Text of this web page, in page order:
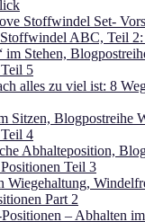
Stoffwindel Set-
ABC, Teil
im Stehen,
5
alles zu viel ist: 8
Sitzen, Blogpostreihe
4
Abhalteposition,
Teil 3
Wiegehaltung,
Part 2
– Abhalten